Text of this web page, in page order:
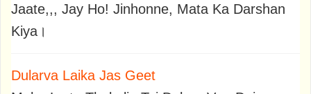
Jaate,,, Jay Ho! Jinhonne, Mata Ka Darshan
Kiya।
Dularva Laika Jas Geet